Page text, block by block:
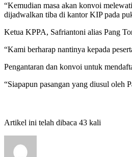
“Kemudian masa akan konvoi
dijadwalkan tiba di kantor KIP pada
Ketua KPPA, Safriantoni alias Pang
“Kami berharap nantinya kepada
Pengantaran dan konvoi untuk
“Siapapun pasangan yang diusul oleh
Artikel ini telah dibaca 43 kali